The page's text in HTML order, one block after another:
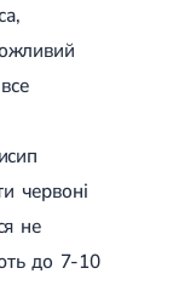
червоні
не
до 7-10